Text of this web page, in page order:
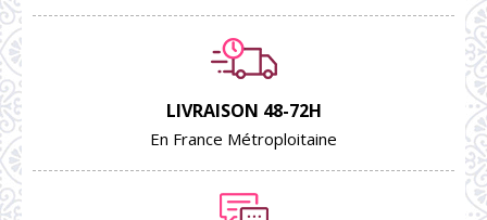
LIVRAISON 48-72H
En France Métroploitaine